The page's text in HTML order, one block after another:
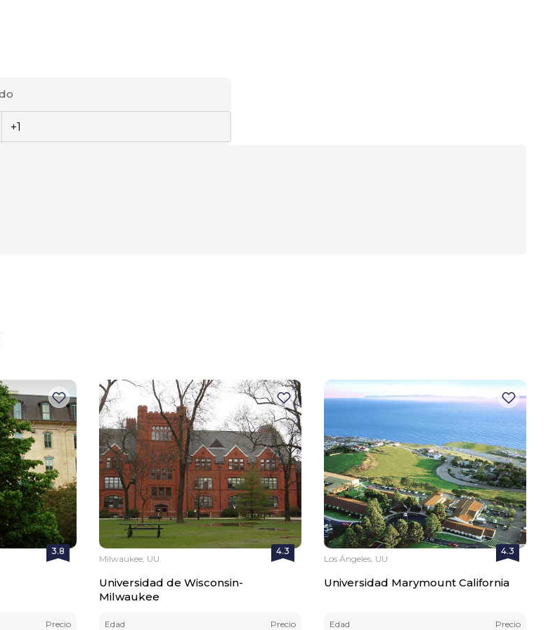
3.8
Precio
4.3
Milwaukee, UU.
Universidad de Wisconsin-
Milwaukee
Edad Precio
4.3
Los Ángeles, UU.
Universidad Marymount California
Edad Precio